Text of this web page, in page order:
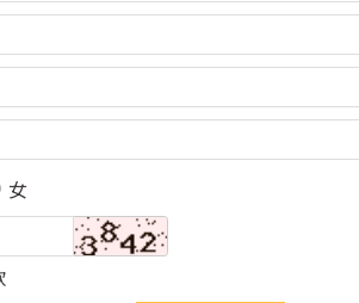
女